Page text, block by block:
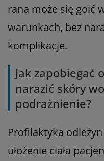
rana może się goić
warunkach, bez
komplikacje.
Jak zapobiegać
narazić skóry
podrażnienie?
Profilaktyka
ułożenie ciała